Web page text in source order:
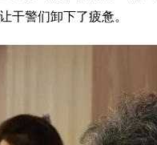
干警们卸下了疲惫。